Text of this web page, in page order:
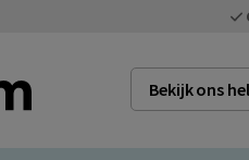
Bekijk ons